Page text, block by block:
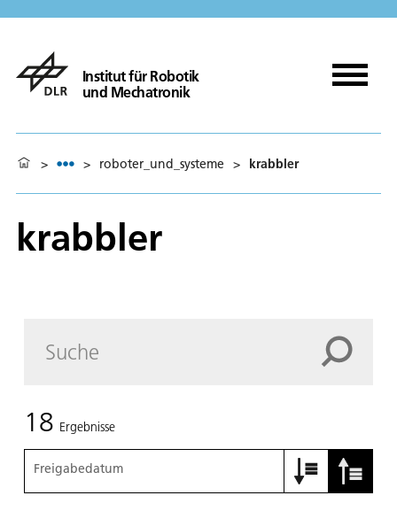
Institut für Robotik
und Mechatronik
> > roboter_und_systeme > krabbler
krabbler
18 Ergebnisse
Freigabedatum